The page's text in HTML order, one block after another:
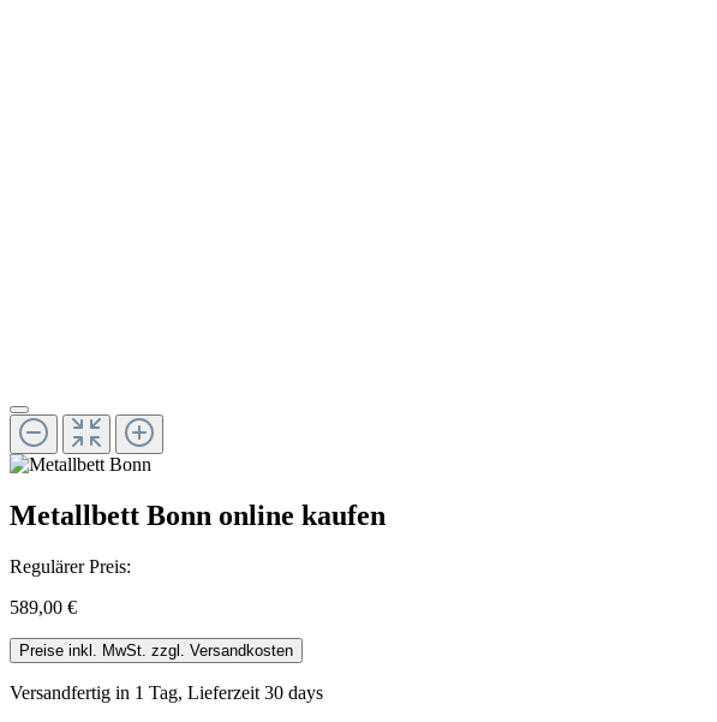
Metallbett Bonn online kaufen
Regulärer Preis:
589,00 €
Preise inkl. MwSt. zzgl. Versandkosten
Versandfertig in 1 Tag, Lieferzeit 30 days